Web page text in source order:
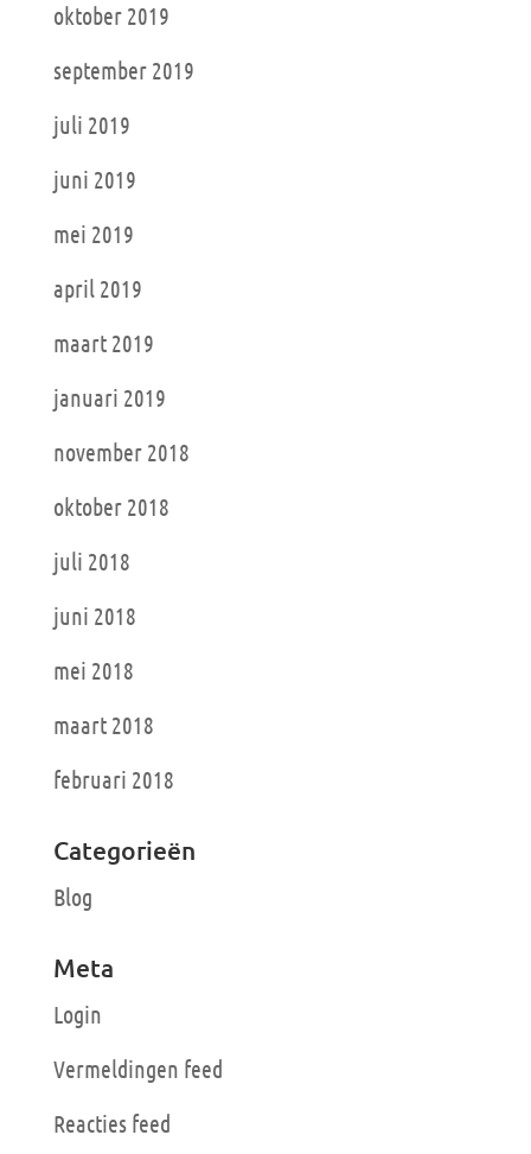
oktober 2019
september 2019
juli 2019
juni 2019
mei 2019
april 2019
maart 2019
januari 2019
november 2018
oktober 2018
juli 2018
juni 2018
mei 2018
maart 2018
februari 2018
Categorieën
Blog
Meta
Login
Vermeldingen feed
Reacties feed